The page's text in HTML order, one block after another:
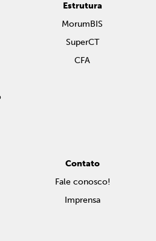
Estrutura
MorumBIS
SuperCT
CFA
Contato
Fale conosco!
Imprensa